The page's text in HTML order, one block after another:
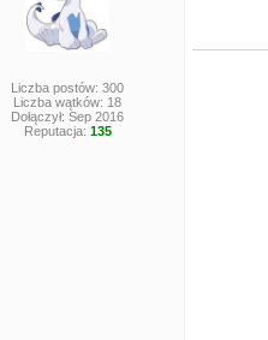
Liczba postów: 300
Liczba wątków: 18
Dołączył: Sep 2016
Reputacja: 135